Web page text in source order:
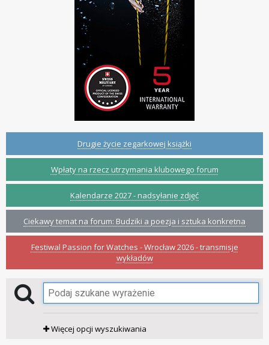
Drugie życie zegarkowej książki
Wpłaty na rzecz utrzymania klubowego forum
Kalendarze 2027 - nadsyłanie zdjęć
Ciekawy temat na forum: Budziki a poezja i sztuka konkretna
Festiwal Passion for Watches - Wrocław 2026 - transmisje
wykładów
Więcej opcji wyszukiwania